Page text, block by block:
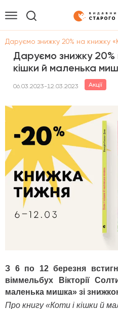
Даруємо знижку 20% на книжку
Даруємо знижку 20%
кішки й маленька
06.03.2023-12.03.2023 Акції
З 6 по 12 березня
віммельбух Вікторії
маленька мишка» зі
Про книгу «Коти і кішки й